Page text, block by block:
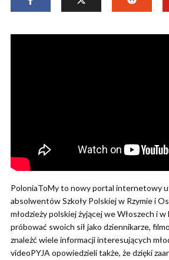
PoloniaToMy to nowy portal internetowy
absolwentów Szkoły Polskiej w Rzymie i
młodzieży polskiej żyjącej we Włoszech i
próbować swoich sił jako dziennikarze,
znależć wiele informacji interesujących
videoPYJA opowiedzieli także, że dzięki